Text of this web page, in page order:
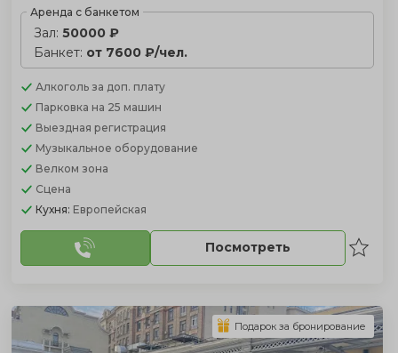
Аренда с банкетом
Зал: 50000 ₽
Банкет: от 7600 ₽/чел.
Алкоголь за доп. плату
Парковка на 25 машин
Выездная регистрация
Музыкальное оборудование
Велком зона
Сцена
Кухня: Европейская
Посмотреть
Подарок за бронирование